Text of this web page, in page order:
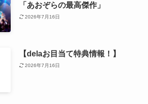
「あおぞらの最高傑作」
2026年7月16日
【delaお目当て特典情報！】
2026年7月16日